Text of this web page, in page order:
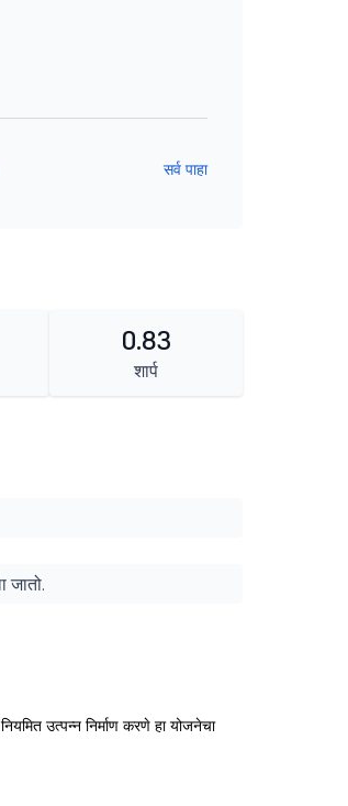
सर्व पाहा
0.83
शार्प
जातो.
उत्पन्न निर्माण करणे हा योजनेचा